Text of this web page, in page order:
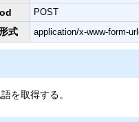
POST
式 application/x-www-form-
を取得する。